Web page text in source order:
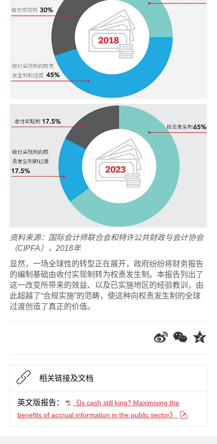
资料来源：国际会计师联合会和特许公共财政与会计协会
（CIPFA），2018年
显然，一场全球性的转型正在展开，政府纷纷将财务报告
的编制基础由收付实现制转为权责发生制。本报告列出了
这一改变所带来的效益、以及已实施地区的经验教训，由
此超越了“合规实施”的范畴，使这种向权责发生制的全球
过渡创造了真正的价值。
相关链接及文档
英文版报告：
《Is cash still king? Maximising the
benefits of accrual information in the public sector》